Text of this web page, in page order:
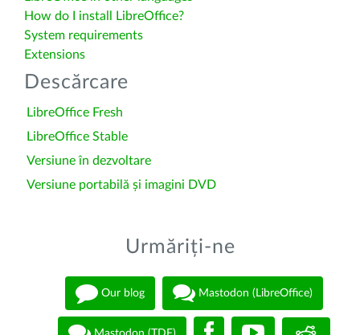
How do I install LibreOffice?
System requirements
Extensions
Descărcare
LibreOffice Fresh
LibreOffice Stable
Versiune în dezvoltare
Versiune portabilă și imagini DVD
Urmăriți-ne
Our blog Mastodon (LibreOffice)